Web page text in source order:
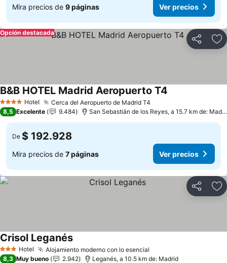
Mira precios de 9 páginas Ver precios
Compartir
Opción destacada
4 EstrellasHotel Cerca del Aeropuerto de Madrid T4
B&B HOTEL Madrid Aeropuerto T4
8,5 Excelente 9.484 San Sebastián de los Reyes, a 15.7 km de:
De $ 192.928
Mira precios de 7 páginas Ver precios
Compartir
3 Estrellas
Hotel Alojamiento moderno con lo esencial
Crisol LeganésVer precios
8,3 Muy bueno 2.942 Leganés, a 10.5 km de: Madrid